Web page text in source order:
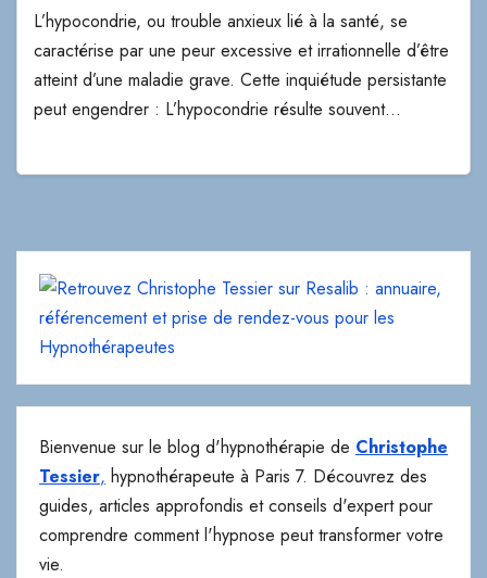
L’hypocondrie, ou trouble anxieux lié à la santé, se
caractérise par une peur excessive et irrationnelle d’être
atteint d’une maladie grave. Cette inquiétude persistante
peut engendrer : L’hypocondrie résulte souvent…
Bienvenue sur le blog d'hypnothérapie de Christophe
Tessier, hypnothérapeute à Paris 7. Découvrez des
guides, articles approfondis et conseils d'expert pour
comprendre comment l'hypnose peut transformer votre
vie.